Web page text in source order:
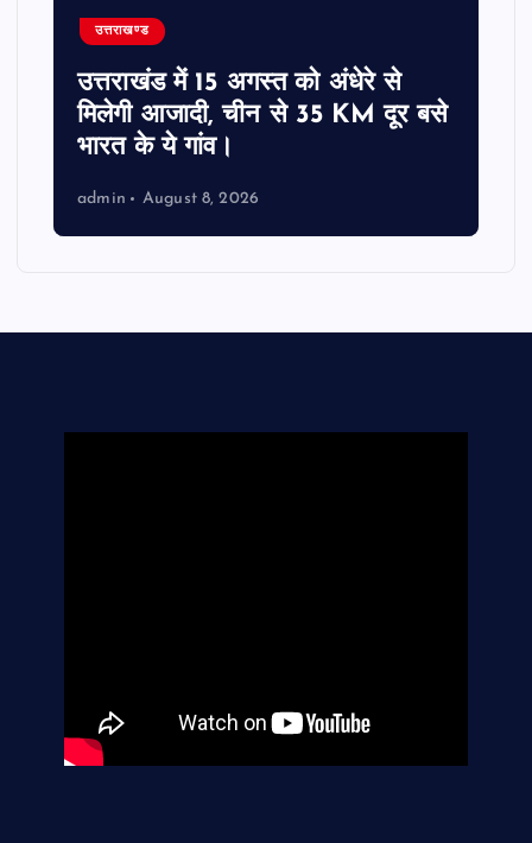
उत्तराखण्ड
उत्तराखंड में 15 अगस्त को अंधेरे से
मिलेगी आजादी, चीन से 35 KM दूर बसे
भारत के ये गांव।
admin August 8, 2026